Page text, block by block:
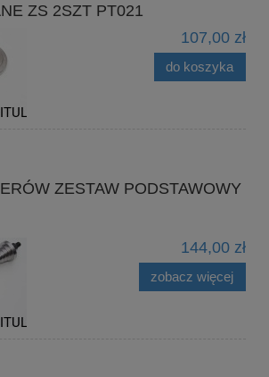
ZS 2SZT PT021
107,00 zł
do koszyka
ZESTAW PODSTAWOWY
144,00 zł
zobacz więcej